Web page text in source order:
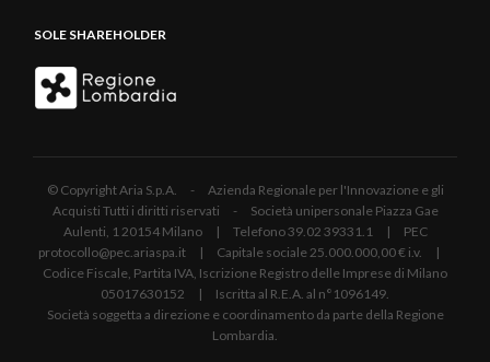
SOLE SHAREHOLDER
© Copyright Aria S.p.A. - Azienda Regionale per l'Innovazione e gli
Acquisti Tutti i diritti riservati - Società unipersonale Piazza Gae
Aulenti, 1 20154 Milano | Telefono 39.02 39331.1 | PEC
protocollo@pec.ariaspa.it | Capitale sociale 25.000.000,00 € i.v. |
Codice Fiscale, Partita IVA, Iscrizione Registro delle Imprese di Milano
05017630152 | Iscritta al R.E.A. al n°1096149.
Società soggetta a direzione e coordinamento da parte della Regione
Lombardia.